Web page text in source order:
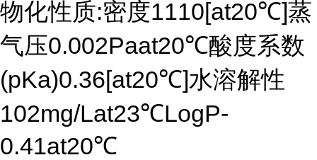
物化性质:密度1110[at20℃]蒸
气压0.002Paat20℃酸度系数
(pKa)0.36[at20℃]水溶解性
102mg/Lat23℃LogP-
0.41at20℃